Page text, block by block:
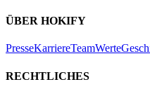
ÜBER HOKIFY
PresseKarriereTeamWerte
RECHTLICHES